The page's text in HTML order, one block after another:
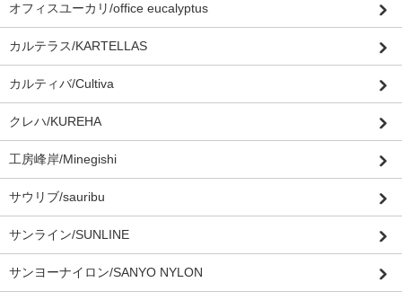
オフィスユーカリ/office eucalyptus
カルテラス/KARTELLAS
カルティバ/Cultiva
クレハ/KUREHA
工房峰岸/Minegishi
サウリブ/sauribu
サンライン/SUNLINE
サンヨーナイロン/SANYO NYLON